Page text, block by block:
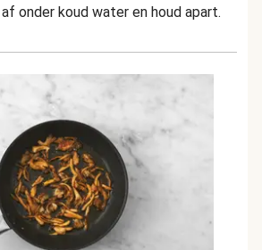
onder koud water en houd apart.